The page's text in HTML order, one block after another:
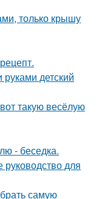
только крышу
детский
такую весёлую
- беседка.
для
самую